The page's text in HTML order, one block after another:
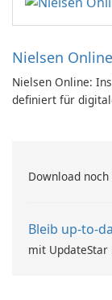
Nielsen Online
Nielsen Online:
definiert für
Download
Bleib up-to-
mit UpdateStar